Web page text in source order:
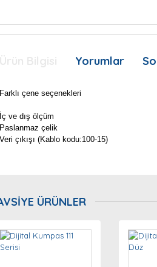
Yorumlar
Farklı çene seçenekleri
İç ve dış ölçüm
Paslanmaz çelik
Veri çıkışı (Kablo kodu:100-15)
Ürün açıklamasında eksik bilgiler
Ürün bilgilerinde hatalar bulunuyor.
ÜRÜNLER